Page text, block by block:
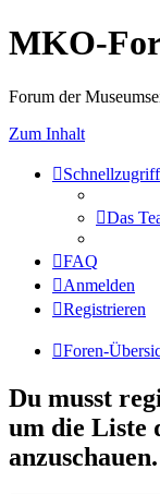
MKO-
Forum der
Zum Inhalt
Schnellzugriff
Das
FAQ
Anmelden
Registrieren
Foren-
Du musst
um die Liste
anzuschauen.